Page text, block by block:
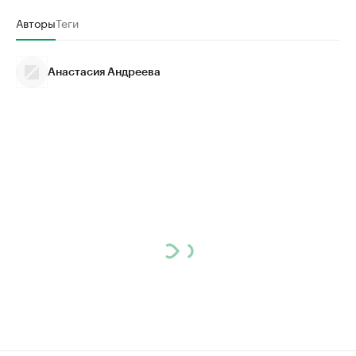
АвторыТеги
Анастасия Андреева